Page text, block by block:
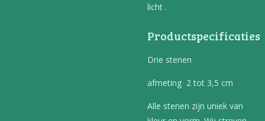
licht .
Productspecificaties
Drie stenen
afmeting 2 tot 3,5 cm
Alle stenen zijn uniek van